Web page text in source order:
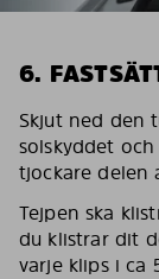
6.
Skjut ned den
solskyddet
tjockare delen
Tejpen ska
du klistrar dit
varje klips i ca